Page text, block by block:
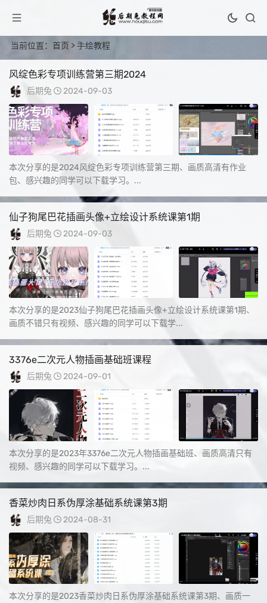
当前位置： 首页 > 手绘教程
风绽色彩专项训练营第三期2024
后期兔 2024-09-03
本次分享的是2024风绽色彩专项训练营第三期、画质高清有作业
包、感兴趣的同学可以下载学习。...
仙子狗尾巴花插画头像+立绘设计系统课第1期
后期兔 2024-09-03
本次分享的是2023仙子狗尾巴花插画头像+立绘设计系统课第1期、
画质不错只有视频、感兴趣的同学可以下载学...
3376e二次元人物插画基础班课程
后期兔 2024-09-01
本次分享的是2023年3376e二次元人物插画基础班、画质高清只有
视频、感兴趣的同学可以下载学习。...
香菜炒肉日系伪厚涂基础系统课第3期
后期兔 2024-08-31
本次分享的是2023香菜炒肉日系伪厚涂基础系统课第3期、画质一